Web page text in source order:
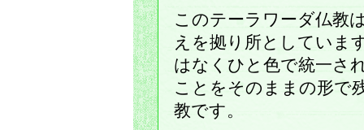
このテーラワーダ仏教
えを拠り所としていま
はなくひと色で統一さ
ことをそのままの形で
教です。